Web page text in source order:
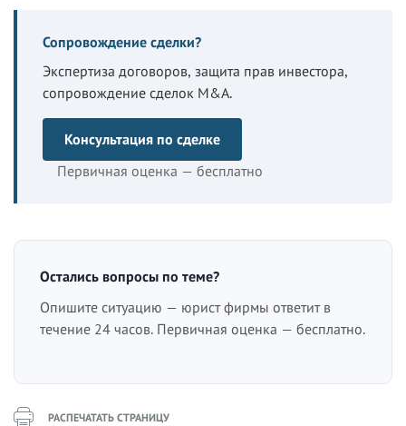
Сопровождение сделки?
Экспертиза договоров, защита прав инвестора,
сопровождение сделок M&A.
Консультация по сделке
Первичная оценка — бесплатно
Остались вопросы по теме?
Опишите ситуацию — юрист фирмы ответит в
течение 24 часов. Первичная оценка — бесплатно.
РАСПЕЧАТАТЬ СТРАНИЦУ